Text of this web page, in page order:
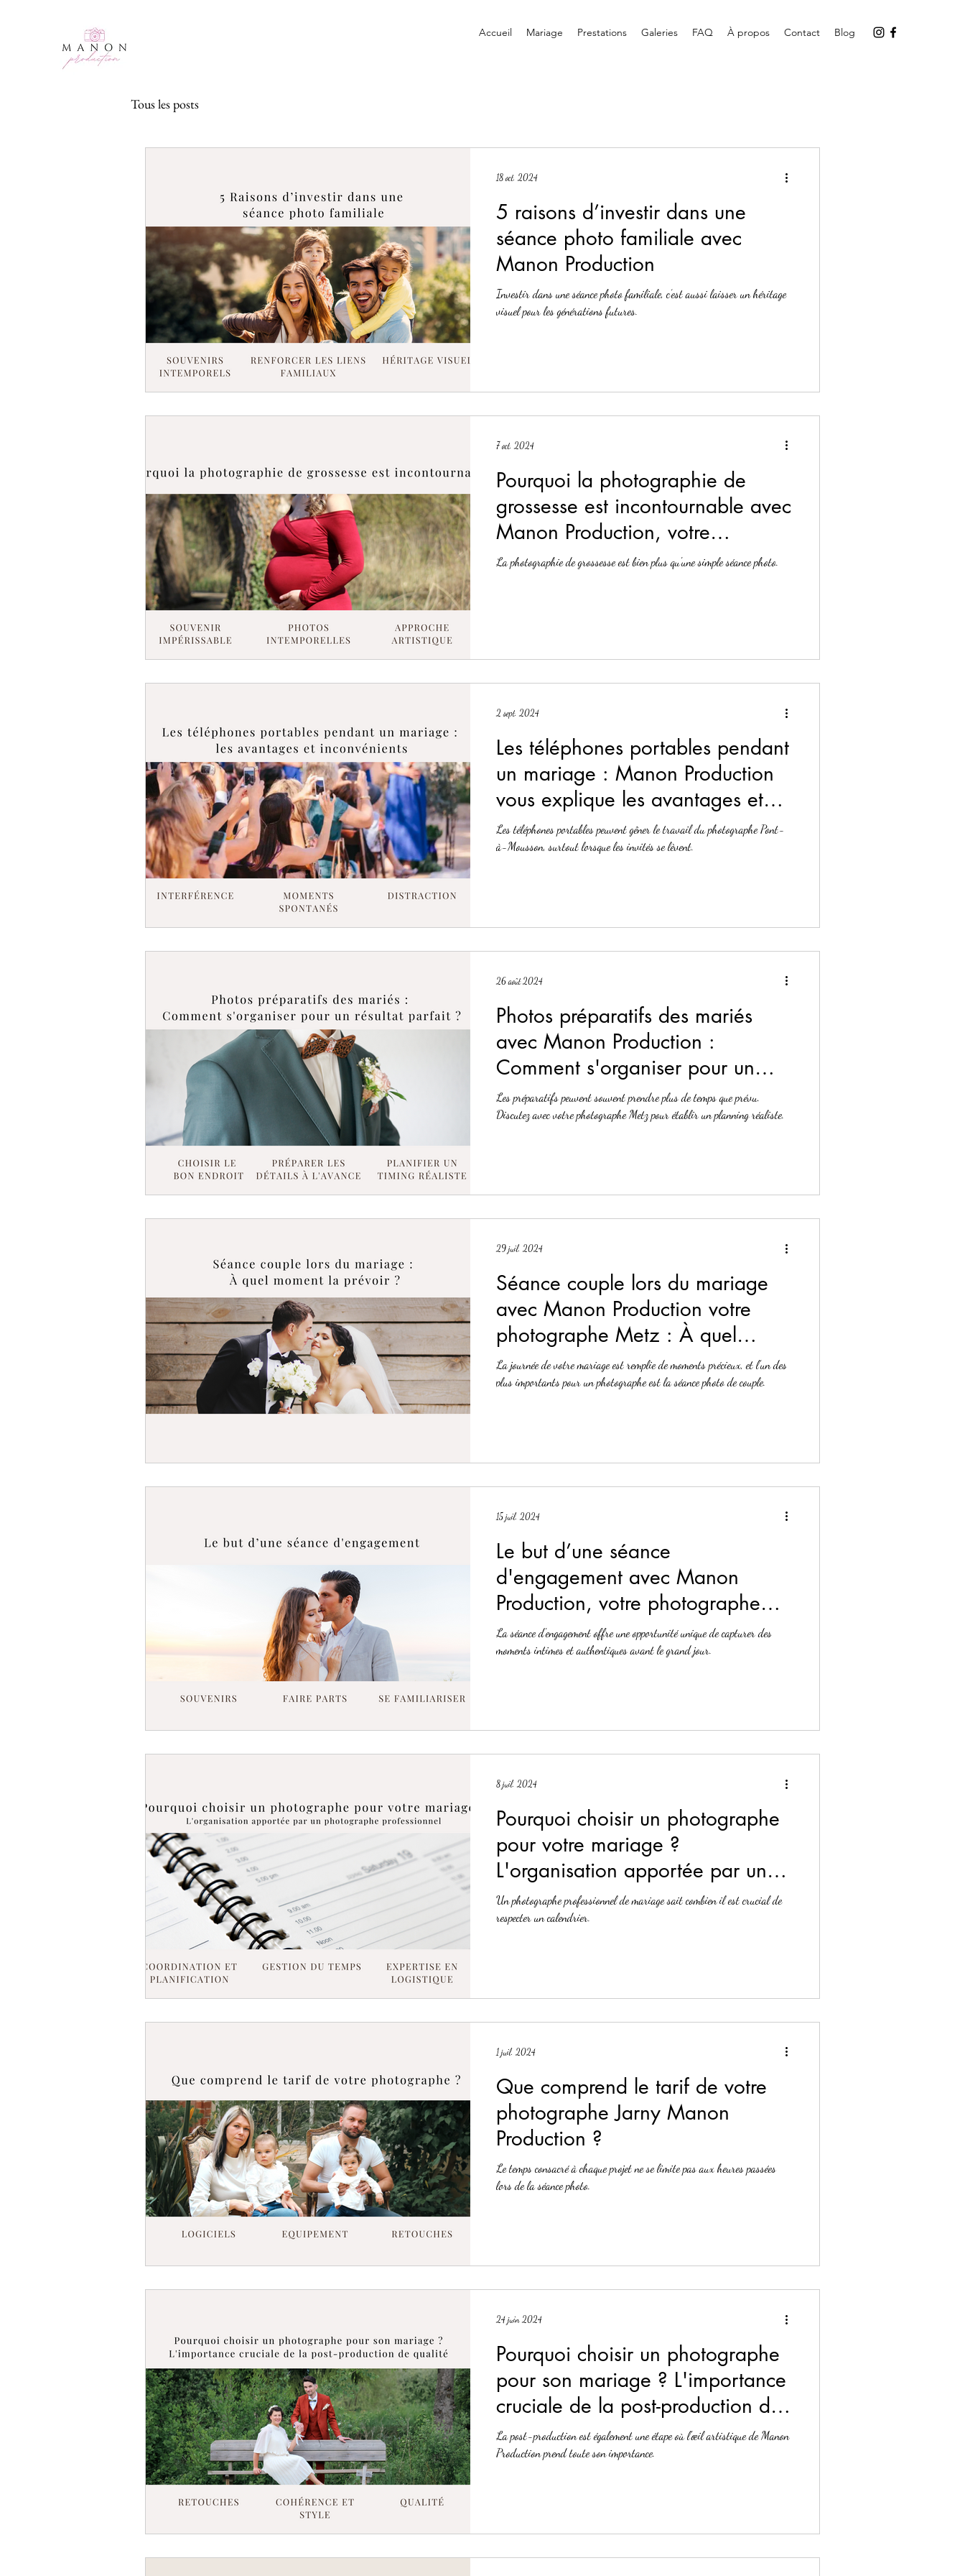
Accueil Mariage Prestations Galeries FAQ À propos Contact Blog
Tous les posts
5 raisons d’investir dans une
séance photo familiale avec
Manon Production
Investir dans une séance photo familiale, c’est aussi laisser un héritage
visuel pour les générations futures.
18 oct. 2024
Pourquoi la photographie de
grossesse est incontournable avec
Manon Production, votre
photographe professionnelle à
La photographie de grossesse est bien plus qu'une simple séance photo.
7 oct. 2024
Les téléphones portables pendant
un mariage : Manon Production
vous explique les avantages et
inconvénients
Les téléphones portables peuvent gêner le travail du photographe Pont-
à-Mousson, surtout lorsque les invités se lèvent.
2 sept. 2024
Photos préparatifs des mariés
avec Manon Production :
Comment s'organiser pour un
résultat parfait ?
Les préparatifs peuvent souvent prendre plus de temps que prévu.
Discutez avec votre photographe Metz pour établir un planning réaliste.
26 août 2024
Séance couple lors du mariage
avec Manon Production votre
photographe Metz : À quel
moment la prévoir ?
La journée de votre mariage est remplie de moments précieux, et l’un des
plus importants pour un photographe est la séance photo de couple.
29 juil. 2024
Le but d’une séance
d'engagement avec Manon
Production, votre photographe
Metz
La séance d'engagement offre une opportunité unique de capturer des
moments intimes et authentiques avant le grand jour.
15 juil. 2024
Pourquoi choisir un photographe
pour votre mariage ?
L'organisation apportée par un
professionnel comme Manon
Production, votre photographe
Un photographe professionnel de mariage sait combien il est crucial de
respecter un calendrier.
8 juil. 2024
Que comprend le tarif de votre
photographe Jarny Manon
Production ?
Le temps consacré à chaque projet ne se limite pas aux heures passées
lors de la séance photo.
1 juil. 2024
Pourquoi choisir un photographe
pour son mariage ? L'importance
cruciale de la post-production de
qualité avec Manon Production,
votre photographe Jarny
La post-production est également une étape où l'œil artistique de Manon
Production prend toute son importance.
24 juin 2024